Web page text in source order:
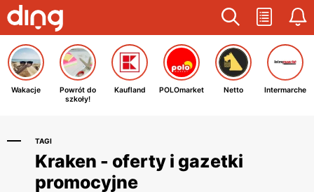
Wakacje
Powrót do
szkoły!
Kaufland POLOmarket Netto Intermarche
TAGI
Kraken - oferty i gazetki
promocyjne